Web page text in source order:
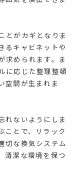
とがカギとなりま
るキャビネットや
求められます。ま
に応じた整理整頓
空間が生まれま
れないようにしま
ことで、リラック
切な換気システム
清潔な環境を保つ